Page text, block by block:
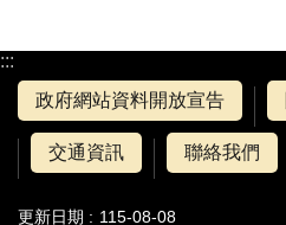
:::
政府網站資料開放宣告
交通資訊 聯絡我們
更新日期
115-08-08